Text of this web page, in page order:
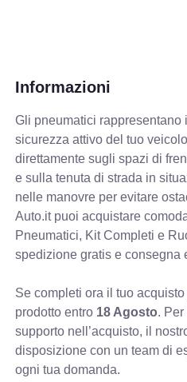
Informazioni
Gli pneumatici rappresentano
sicurezza attivo del tuo
direttamente sugli spazi di
e sulla tenuta di strada in
nelle manovre per evitare
Auto.it puoi acquistare
Pneumatici, Kit Completi e
spedizione gratis e consegna
Se completi ora il tuo
prodotto entro 18 Agosto.
supporto nell’acquisto, il
disposizione con un team di
ogni tua domanda.